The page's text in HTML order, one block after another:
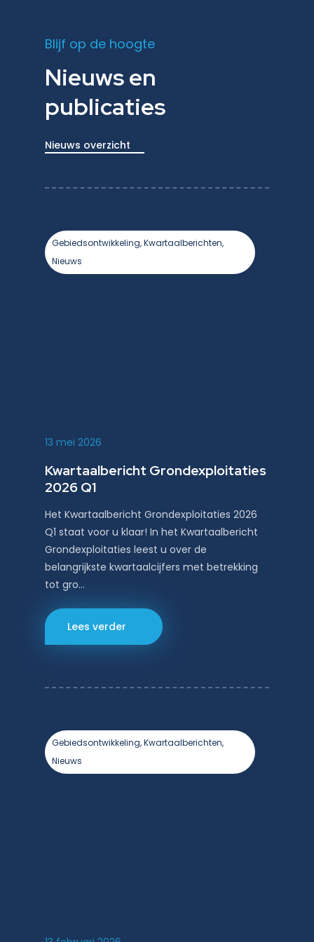
Blijf op de hoogte
Nieuws en
publicaties
Nieuws overzicht
Gebiedsontwikkeling, Kwartaalberichten,
Nieuws
13 mei 2026
Kwartaalbericht Grondexploitaties
2026 Q1
Het Kwartaalbericht Grondexploitaties 2026
Q1 staat voor u klaar! In het Kwartaalbericht
Grondexploitaties leest u over de
belangrijkste kwartaalcijfers met betrekking
tot gro…
Lees verder
Gebiedsontwikkeling, Kwartaalberichten,
Nieuws